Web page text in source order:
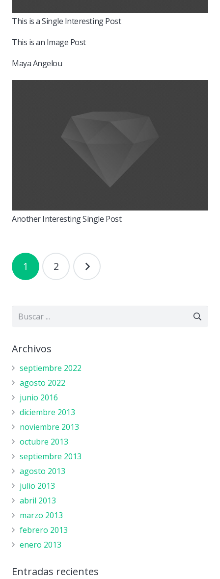
This is a Single Interesting Post
This is an Image Post
Maya Angelou
Another Interesting Single Post
Navegación
de 1 2
Archivos
septiembre 2022
agosto 2022
junio 2016
diciembre 2013
noviembre 2013
octubre 2013
septiembre 2013
agosto 2013
julio 2013
abril 2013
marzo 2013
febrero 2013
enero 2013
Entradas recientes